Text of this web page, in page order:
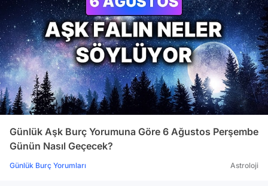
Günlük Aşk Burç Yorumuna Göre 6 Ağustos Perşembe
Günün Nasıl Geçecek?
Günlük Burç Yorumları Astroloji